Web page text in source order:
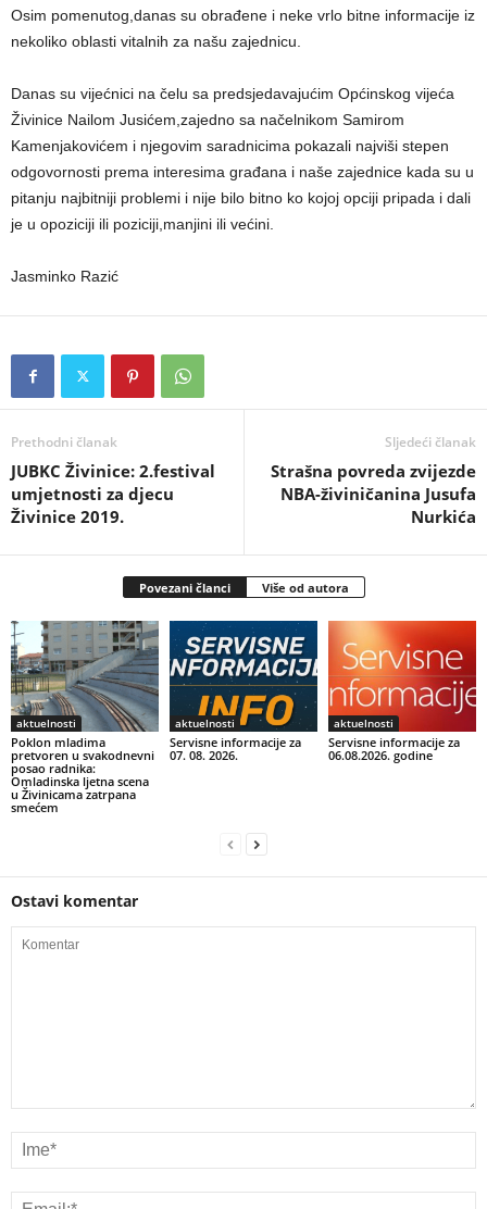
Osim pomenutog,danas su obrađene i neke vrlo bitne informacije iz
nekoliko oblasti vitalnih za našu zajednicu.
Danas su vijećnici na čelu sa predsjedavajućim Općinskog vijeća
Živinice Nailom Jusićem,zajedno sa načelnikom Samirom
Kamenjakovićem i njegovim saradnicima pokazali najviši stepen
odgovornosti prema interesima građana i naše zajednice kada su u
pitanju najbitniji problemi i nije bilo bitno ko kojoj opciji pripada i dali
je u opoziciji ili poziciji,manjini ili većini.
Jasminko Razić
Prethodni članak
JUBKC Živinice: 2.festival
umjetnosti za djecu
Živinice 2019.
Sljedeći članak
Strašna povreda zvijezde
NBA-živiničanina Jusufa
Nurkića
Povezani članci Više od autora
aktuelnosti
Poklon mladima
pretvoren u svakodnevni
posao radnika:
Omladinska ljetna scena
u Živinicama zatrpana
smećem
aktuelnosti
Servisne informacije za
07. 08. 2026.
aktuelnosti
Servisne informacije za
06.08.2026. godine
Ostavi komentar